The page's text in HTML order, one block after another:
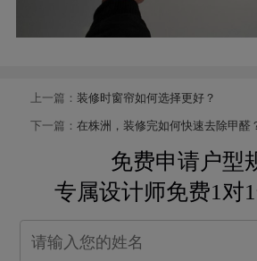
上一篇： 装修时窗帘如何选择更好？
下一篇： 在株洲，装修完如何快速去除甲醛
免费申请户型
专属设计师免费1对